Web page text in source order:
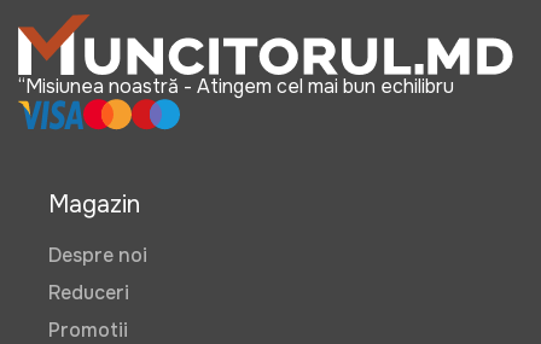
“Misiunea noastră - Atingem cel mai bun echilibru
Magazin
Despre noi
Reduceri
Promotii